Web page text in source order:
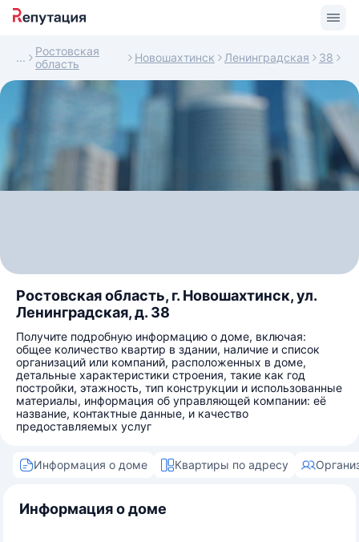
Ростовская
область
Новошахтинск Ленинградская 38
Ростовская область, г. Новошахтинск, ул.
Ленинградская, д. 38
Получите подробную информацию о доме, включая:
общее количество квартир в здании, наличие и список
организаций или компаний, расположенных в доме,
детальные характеристики строения, такие как год
постройки, этажность, тип конструкции и использованные
материалы, информация об управляющей компании: её
название, контактные данные, и качество
предоставляемых услуг
Информация о доме Квартиры по адресу
Информация о доме